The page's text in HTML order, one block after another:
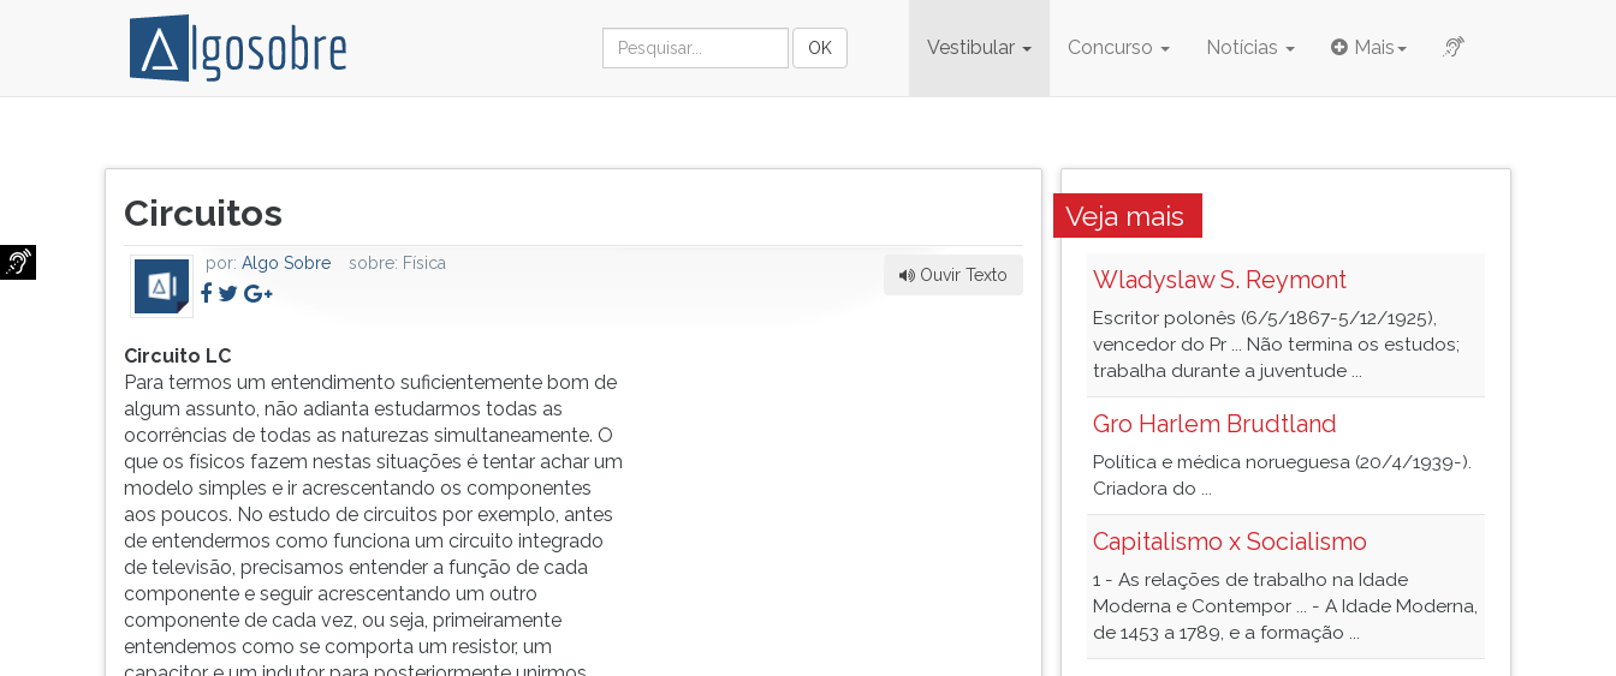
Vestibular Concurso Notícias Mais
um
entendimento
F
para
do
artigo:
Circuitos
Ouvir Texto
por: Algo Sobre sobre: Física
Circuito LC
Para termos um entendimento suficientemente bom de
algum assunto, não adianta estudarmos todas as
ocorrências de todas as naturezas simultaneamente. O
que os físicos fazem nestas situações é tentar achar um
modelo simples e ir acrescentando os componentes
aos poucos. No estudo de circuitos por exemplo, antes
de entendermos como funciona um circuito integrado
de televisão, precisamos entender a função de cada
componente e seguir acrescentando um outro
componente de cada vez, ou seja, primeiramente
entendemos como se comporta um resistor, um
Veja mais
Wladyslaw S. Reymont
Escritor polonês (6/5/1867-5/12/1925),
vencedor do Pr ... Não termina os estudos;
trabalha durante a juventude ...
Gro Harlem Brudtland
Política e médica norueguesa (20/4/1939-).
Criadora do ...
Capitalismo x Socialismo
1 - As relações de trabalho na Idade
Moderna e Contempor ... - A Idade Moderna,
de 1453 a 1789, e a formação ...